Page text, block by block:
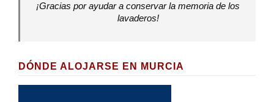
¡Gracias por ayudar a conservar la memoria de los
lavaderos!
DÓNDE ALOJARSE EN MURCIA